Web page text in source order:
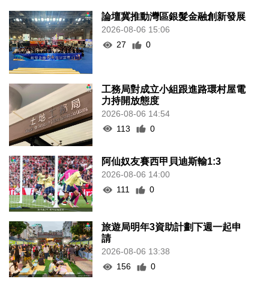
論壇冀推動灣區銀髮金融創新發展
2026-08-06 15:06
27
0
工務局對成立小組跟進路環村屋電
力持開放態度
2026-08-06 14:54
113
0
阿仙奴友賽西甲貝迪斯輸1:3
2026-08-06 14:00
111
0
旅遊局明年3資助計劃下週一起申
請
2026-08-06 13:38
156
0